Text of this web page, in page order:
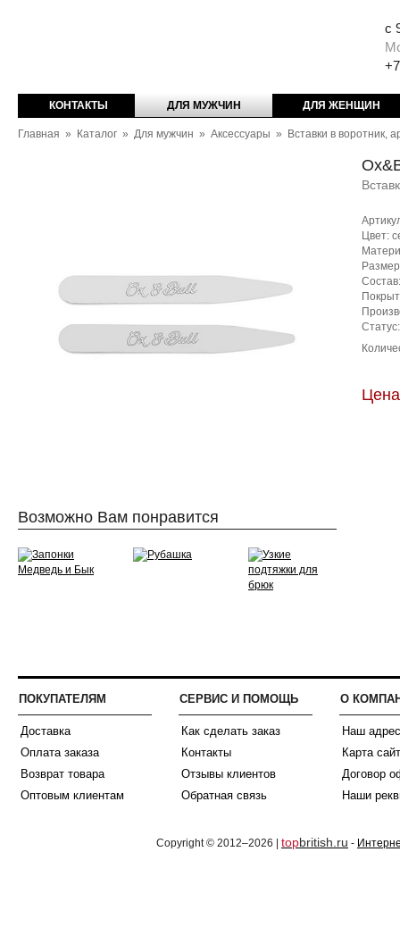
с
КОНТАКТЫ ДЛЯ МУЖЧИН ДЛЯ ЖЕНЩИН
Главная » Каталог » Для мужчин » Аксессуары » Вставки в воротник,
Цвет:
Возможно Вам понравится
ПОКУПАТЕЛЯМ
Доставка
Оплата заказа
Возврат товара
Оптовым клиентам
СЕРВИС И ПОМОЩЬ
Как сделать заказ
Контакты
Отзывы клиентов
Обратная связь
О
Наш адрес
Карта
Договор
Наши
Copyright © 2012–2026 | topbritish.ru -